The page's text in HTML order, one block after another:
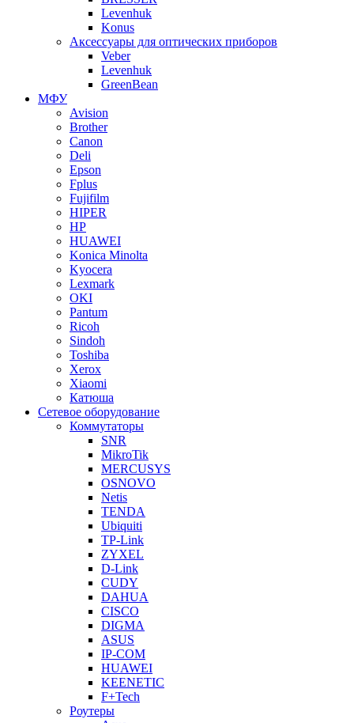
Levenhuk
Konus
Аксессуары для оптических приборов
Veber
Levenhuk
GreenBean
МФУ
Avision
Brother
Canon
Deli
Epson
Fplus
Fujifilm
HIPER
HP
HUAWEI
Konica Minolta
Kyocera
Lexmark
OKI
Pantum
Ricoh
Sindoh
Toshiba
Xerox
Xiaomi
Катюша
Сетевое оборудование
Коммутаторы
SNR
MikroTik
MERCUSYS
OSNOVO
Netis
TENDA
Ubiquiti
TP-Link
ZYXEL
D-Link
CUDY
DAHUA
CISCO
DIGMA
ASUS
IP-COM
HUAWEI
KEENETIC
F+Tech
Роутеры